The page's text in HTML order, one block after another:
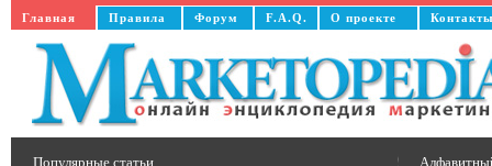
Главная Правила Форум F.A.Q. О проекте
Популярные статьи